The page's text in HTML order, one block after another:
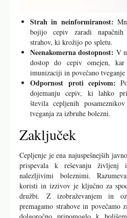
Strah in neinformiranost:
bojijo cepiv zaradi
strahov, ki krožijo po spletu.
Neenakomerna dostopnost: V
dostop do cepiv omejen,
imunizaciji in povečano
Odpornost proti cepivom:
dojemanju cepiv, ki lahko
števila cepljenih
tveganja za izbruhe bolezni.
Zaključek
Cepljenje je ena najuspešnejših
prispevala k reševanju življenj
nalezljivimi boleznimi.
koristi in izzivov je ključno za
družbi. Z izobraževanjem in
premagamo strahove in povečamo
dolgoročno pripomoglo k